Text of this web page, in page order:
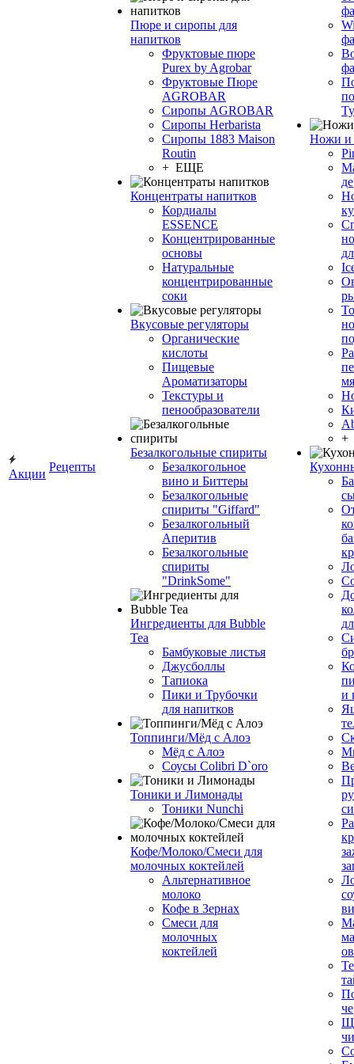
Акции
Рецепты
Пюре и сиропы для
напитков
Фруктовые пюре
Purex by Agrobar
Фруктовые Пюре
AGROBAR
Сиропы AGROBAR
Сиропы Herbarista
Сиропы 1883 Maison
Routin
+ ЕЩЕ
Концентраты напитков
Кордиалы
ESSENCE
Концентрированные
основы
Натуральные
концентрированные
соки
Вкусовые регуляторы
Органические
кислоты
Пищевые
Ароматизаторы
Текстуры и
пенообразователи
Безалкогольные спириты
Безалкогольное
вино и Биттеры
Безалкогольные
спириты "Giffard"
Безалкогольный
Аперитив
Безалкогольные
спириты
"DrinkSome"
Ингредиенты для Bubble
Tea
Бамбуковые листья
Джусболлы
Тапиока
Пики и Трубочки
для напитков
Топпинги/Мёд с Алоэ
Мёд с Алоэ
Соусы Colibri D`oro
Тоники и Лимонады
Тоники Nunchi
Кофе/Молоко/Смеси для
молочных коктейлей
Альтернативное
молоко
Кофе в Зернах
Смеси для
молочных
коктейлей
Ножи и
+
и